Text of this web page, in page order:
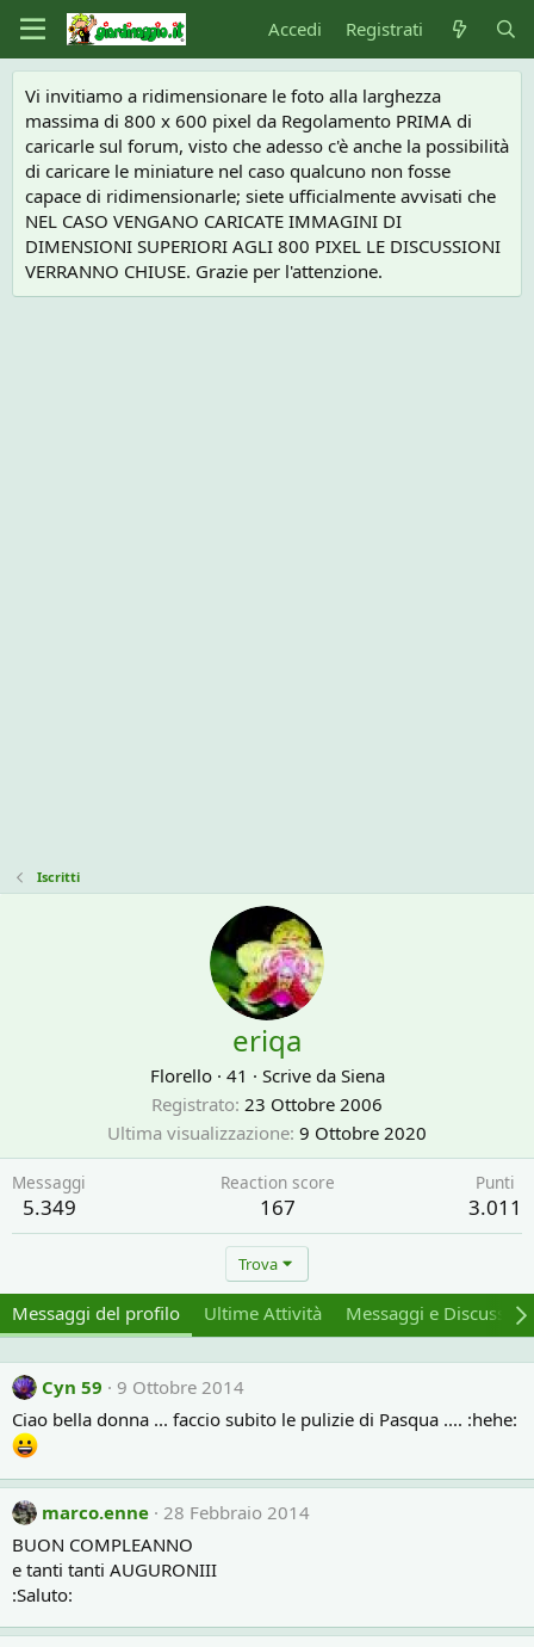
Accedi Registrati
Vi invitiamo a ridimensionare le foto alla larghezza
massima di 800 x 600 pixel da Regolamento PRIMA di
caricarle sul forum, visto che adesso c'è anche la possibilità
di caricare le miniature nel caso qualcuno non fosse
capace di ridimensionarle; siete ufficialmente avvisati che
NEL CASO VENGANO CARICATE IMMAGINI DI
DIMENSIONI SUPERIORI AGLI 800 PIXEL LE DISCUSSIONI
VERRANNO CHIUSE. Grazie per l'attenzione.
Iscritti
eriqa
Florello · 41 · Scrive da Siena
Registrato 23 Ottobre 2006
Ultima visualizzazione 9 Ottobre 2020
Messaggi
5.349
Reaction score
167
Punti
3.011
Trova
Messaggi del profilo Ultime Attività Messaggi e
Cyn 59
9 Ottobre 2014
Ciao bella donna ... faccio subito le pulizie di Pasqua .... :hehe:
marco.enne 28 Febbraio 2014
BUON COMPLEANNO
e tanti tanti AUGURONIII
:Saluto: